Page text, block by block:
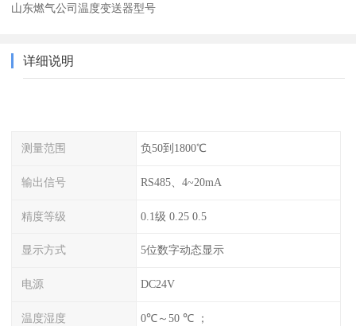
山东燃气公司温度变送器型号
详细说明
测量范围 负50到1800℃
输出信号 RS485、4~20mA
精度等级 0.1级 0.25 0.5
显示方式 5位数字动态显示
电源 DC24V
温度湿度 0℃～50 ℃ ；